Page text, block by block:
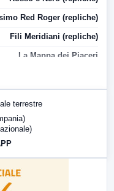
Red Roger (repliche)
Fili Meridiani (repliche)
La Mappa dei Piaceri
terrestre